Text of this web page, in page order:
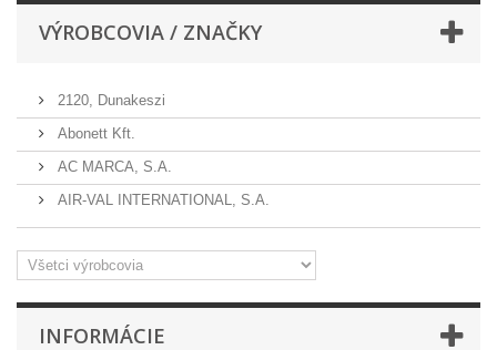
VÝROBCOVIA / ZNAČKY
2120, Dunakeszi
Abonett Kft.
AC MARCA, S.A.
AIR-VAL INTERNATIONAL, S.A.
INFORMÁCIE